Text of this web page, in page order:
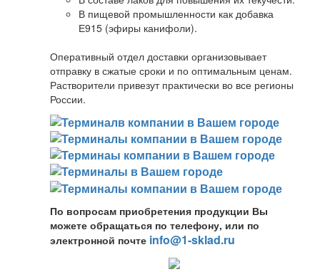
В пищевой промышленности как добавка
Е915 (эфиры канифоли).
Оперативный отдел доставки организовывает
отправку в сжатые сроки и по оптимальным ценам.
Растворители привезут практически во все регионы
России.
По вопросам приобретения продукции Вы
можете обращаться по телефону, или по
электронной почте info@1-sklad.ru